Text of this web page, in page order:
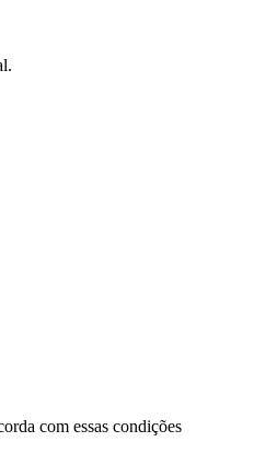
com essas condições